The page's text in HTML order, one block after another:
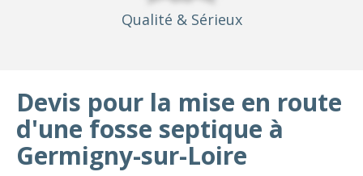
Qualité & Sérieux
Devis pour la mise en route
d'une fosse septique à
Germigny-sur-Loire